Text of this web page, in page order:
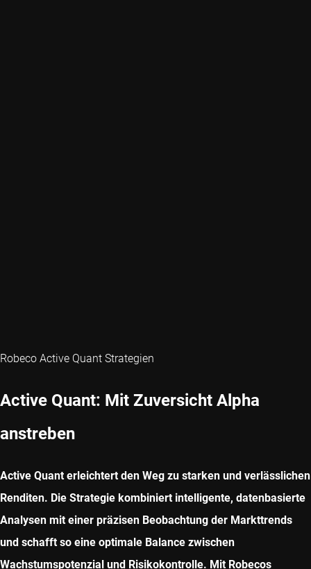
Robeco Active Quant Strategien
Active Quant: Mit Zuversicht Alpha
anstreben
Active Quant erleichtert den Weg zu starken und verlässlichen
Renditen. Die Strategie kombiniert intelligente, datenbasierte
Analysen mit einer präzisen Beobachtung der Markttrends
und schafft so eine optimale Balance zwischen
Wachstumspotenzial und Risikokontrolle. Mit Robecos